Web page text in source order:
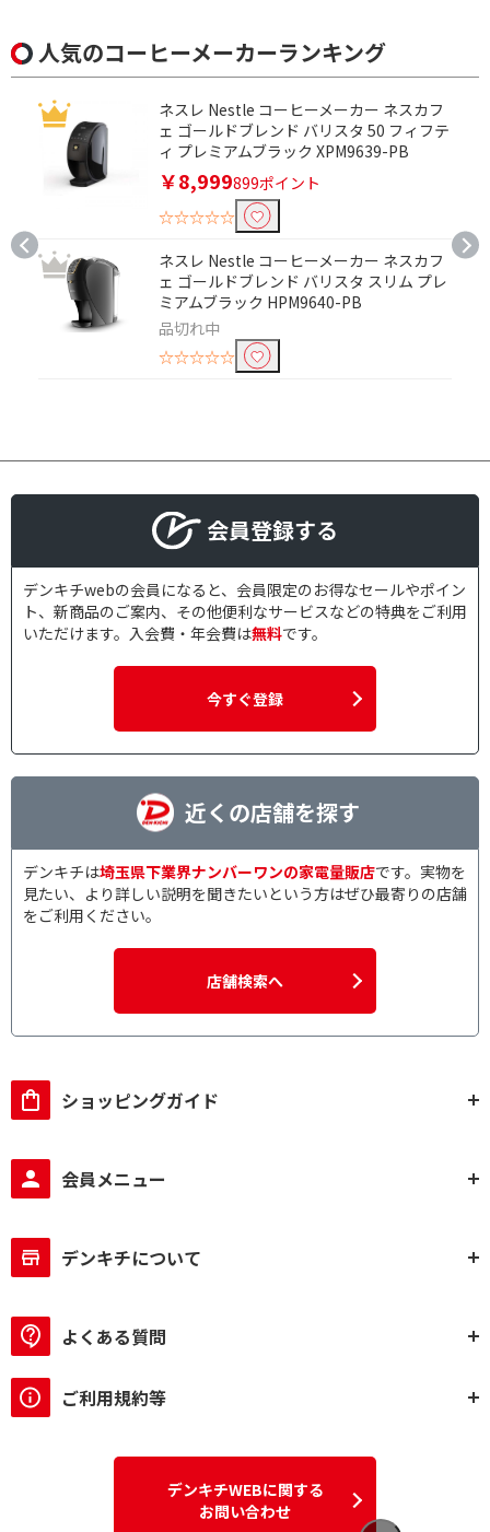
人気のコーヒーメーカーランキング
ネスレ Nestle コーヒーメーカー ネスカフ
ェ ゴールドブレンド バリスタ 50 フィフテ
ィ プレミアムブラック XPM9639-PB
￥8,999899ポイント
☆☆☆☆☆
ネスレ Nestle コーヒーメーカー ネスカフ
ェ ゴールドブレンド バリスタ スリム プレ
ミアムブラック HPM9640-PB
品切れ中
☆☆☆☆☆
会員登録する
デンキチwebの会員になると、会員限定のお得なセールやポイン
ト、新商品のご案内、その他便利なサービスなどの特典をご利用
いただけます。入会費・年会費は無料です。
今すぐ登録
近くの店舗を探す
デンキチは埼玉県下業界ナンバーワンの家電量販店です。実物を
見たい、より詳しい説明を聞きたいという方はぜひ最寄りの店舗
をご利用ください。
店舗検索へ
ショッピングガイド
会員メニュー
デンキチについて
よくある質問
ご利用規約等
デンキチWEBに関する
お問い合わせ